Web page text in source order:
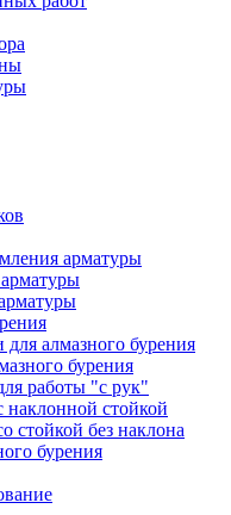
арматуры
алмазного бурения
бурения
работы "с рук"
стойкой
стойкой без наклона
бурения